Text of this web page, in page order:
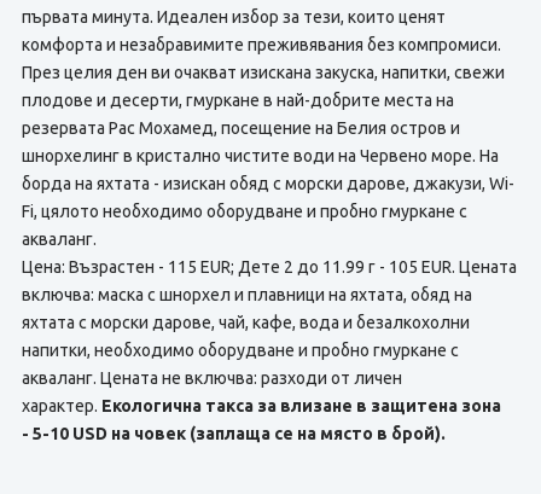
първата минута. Идеален избор за тези, които ценят
комфорта и незабравимите преживявания без компромиси.
През целия ден ви очакват изискана закуска, напитки, свежи
плодове и десерти, гмуркане в най-добрите места на
резервата Рас Мохамед, посещение на Белия остров и
шнорхелинг в кристално чистите води на Червено море. На
борда на яхтата - изискан обяд с морски дарове, джакузи, Wi-
Fi, цялото необходимо оборудване и пробно гмуркане с
акваланг.
Цена: Възрастен - 115 EUR; Дете 2 до 11.99 г - 105 EUR. Цената
включва: маска с шнорхел и плавници на яхтата, обяд на
яхтата с морски дарове, чай, кафе, вода и безалкохолни
напитки, необходимо оборудване и пробно гмуркане с
акваланг. Цената не включва: разходи от личен
характер. Екологична такса за влизане в защитена зона
- 5-10 USD на човек (заплаща се на място в брой).